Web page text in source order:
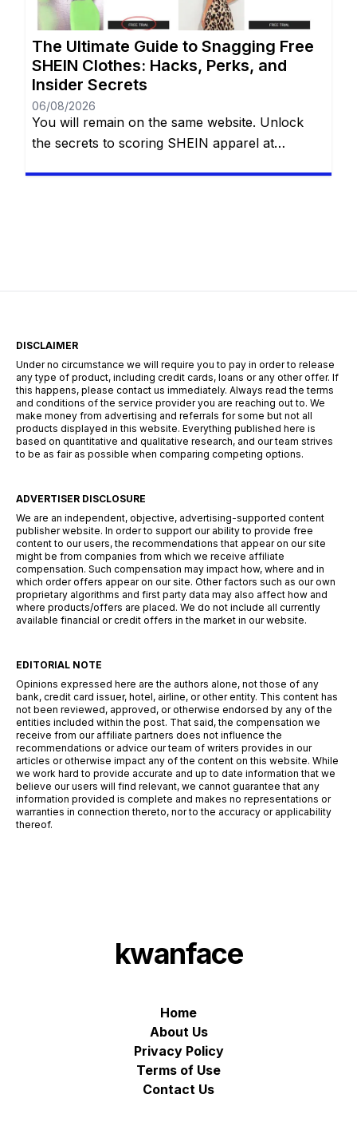
The Ultimate Guide to Snagging Free
SHEIN Clothes: Hacks, Perks, and
Insider Secrets
06/08/2026
You will remain on the same website. Unlock
the secrets to scoring SHEIN apparel at
search codes—this guide […]
DISCLAIMER
Under no circumstance we will require you to pay in order to release
any type of product, including credit cards, loans or any other offer. If
this happens, please contact us immediately. Always read the terms
and conditions of the service provider you are reaching out to. We
make money from advertising and referrals for some but not all
products displayed in this website. Everything published here is
based on quantitative and qualitative research, and our team strives
to be as fair as possible when comparing competing options.
ADVERTISER DISCLOSURE
We are an independent, objective, advertising-supported content
publisher website. In order to support our ability to provide free
content to our users, the recommendations that appear on our site
might be from companies from which we receive affiliate
compensation. Such compensation may impact how, where and in
which order offers appear on our site. Other factors such as our own
proprietary algorithms and first party data may also affect how and
where products/offers are placed. We do not include all currently
available financial or credit offers in the market in our website.
EDITORIAL NOTE
Opinions expressed here are the authors alone, not those of any
bank, credit card issuer, hotel, airline, or other entity. This content has
not been reviewed, approved, or otherwise endorsed by any of the
entities included within the post. That said, the compensation we
receive from our affiliate partners does not influence the
recommendations or advice our team of writers provides in our
articles or otherwise impact any of the content on this website. While
we work hard to provide accurate and up to date information that we
believe our users will find relevant, we cannot guarantee that any
information provided is complete and makes no representations or
warranties in connection thereto, nor to the accuracy or applicability
thereof.
kwanface
Home
About Us
Privacy Policy
Terms of Use
Contact Us